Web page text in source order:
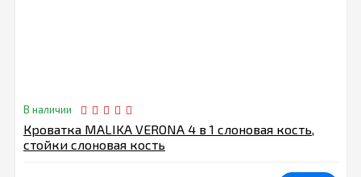
В наличии
Кроватка MALIKA VERONA 4 в 1 слоновая кость,
стойки слоновая кость